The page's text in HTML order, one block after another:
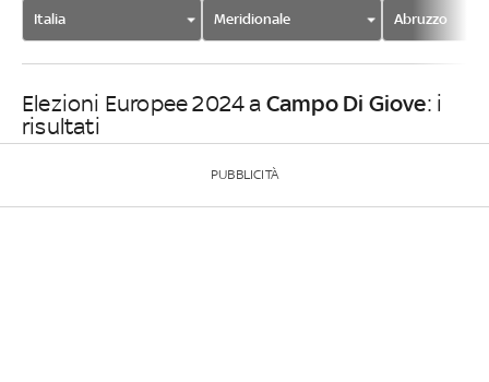
Italia Meridionale Abruzzo
Elezioni Europee 2024 a Campo Di Giove: i
risultati
PUBBLICITÀ